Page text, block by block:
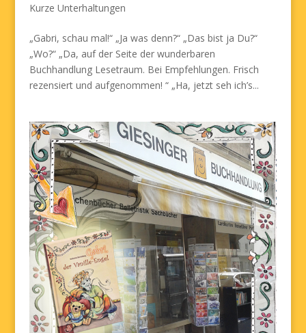
Kurze Unterhaltungen
„Gabri, schau mal!“ „Ja was denn?“ „Das bist ja Du?“
„Wo?“ „Da, auf der Seite der wunderbaren
Buchhandlung Lesetraum. Bei Empfehlungen. Frisch
rezensiert und aufgenommen! “ „Ha, jetzt seh ich’s...